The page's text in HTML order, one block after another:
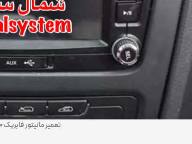
تعمیر مانیتور فابریک h30 کراس